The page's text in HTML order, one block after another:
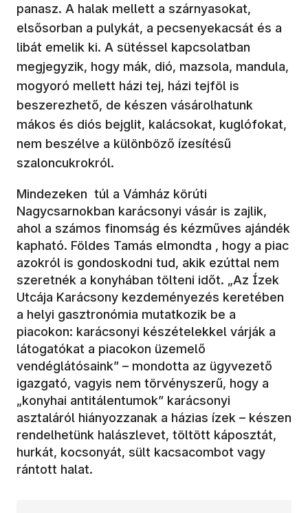
panasz. A halak mellett a szárnyasokat,
elsősorban a pulykát, a pecsenyekacsát és a
libát emelik ki. A sütéssel kapcsolatban
megjegyzik, hogy mák, dió, mazsola, mandula,
mogyoró mellett házi tej, házi tejföl is
beszerezhető, de készen vásárolhatunk
mákos és diós bejglit, kalácsokat, kuglófokat,
nem beszélve a különböző ízesítésű
szaloncukrokról.
Mindezeken túl a Vámház körúti
Nagycsarnokban karácsonyi vásár is zajlik,
ahol a számos finomság és kézműves ajándék
kapható. Földes Tamás elmondta , hogy a piac
azokról is gondoskodni tud, akik ezúttal nem
szeretnék a konyhában tölteni időt. „Az Ízek
Utcája Karácsony kezdeményezés keretében
a helyi gasztronómia mutatkozik be a
piacokon: karácsonyi készételekkel várják a
látogatókat a piacokon üzemelő
vendéglátósaink” – mondotta az ügyvezető
igazgató, vagyis nem törvényszerű, hogy a
„konyhai antitálentumok” karácsonyi
asztaláról hiányozzanak a házias ízek – készen
rendelhetünk halászlevet, töltött káposztát,
hurkát, kocsonyát, sült kacsacombot vagy
rántott halat.